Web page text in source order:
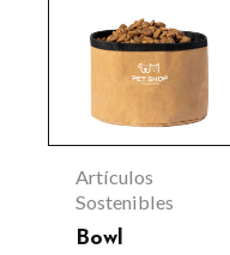
Artículos
Sostenibles
Bowl